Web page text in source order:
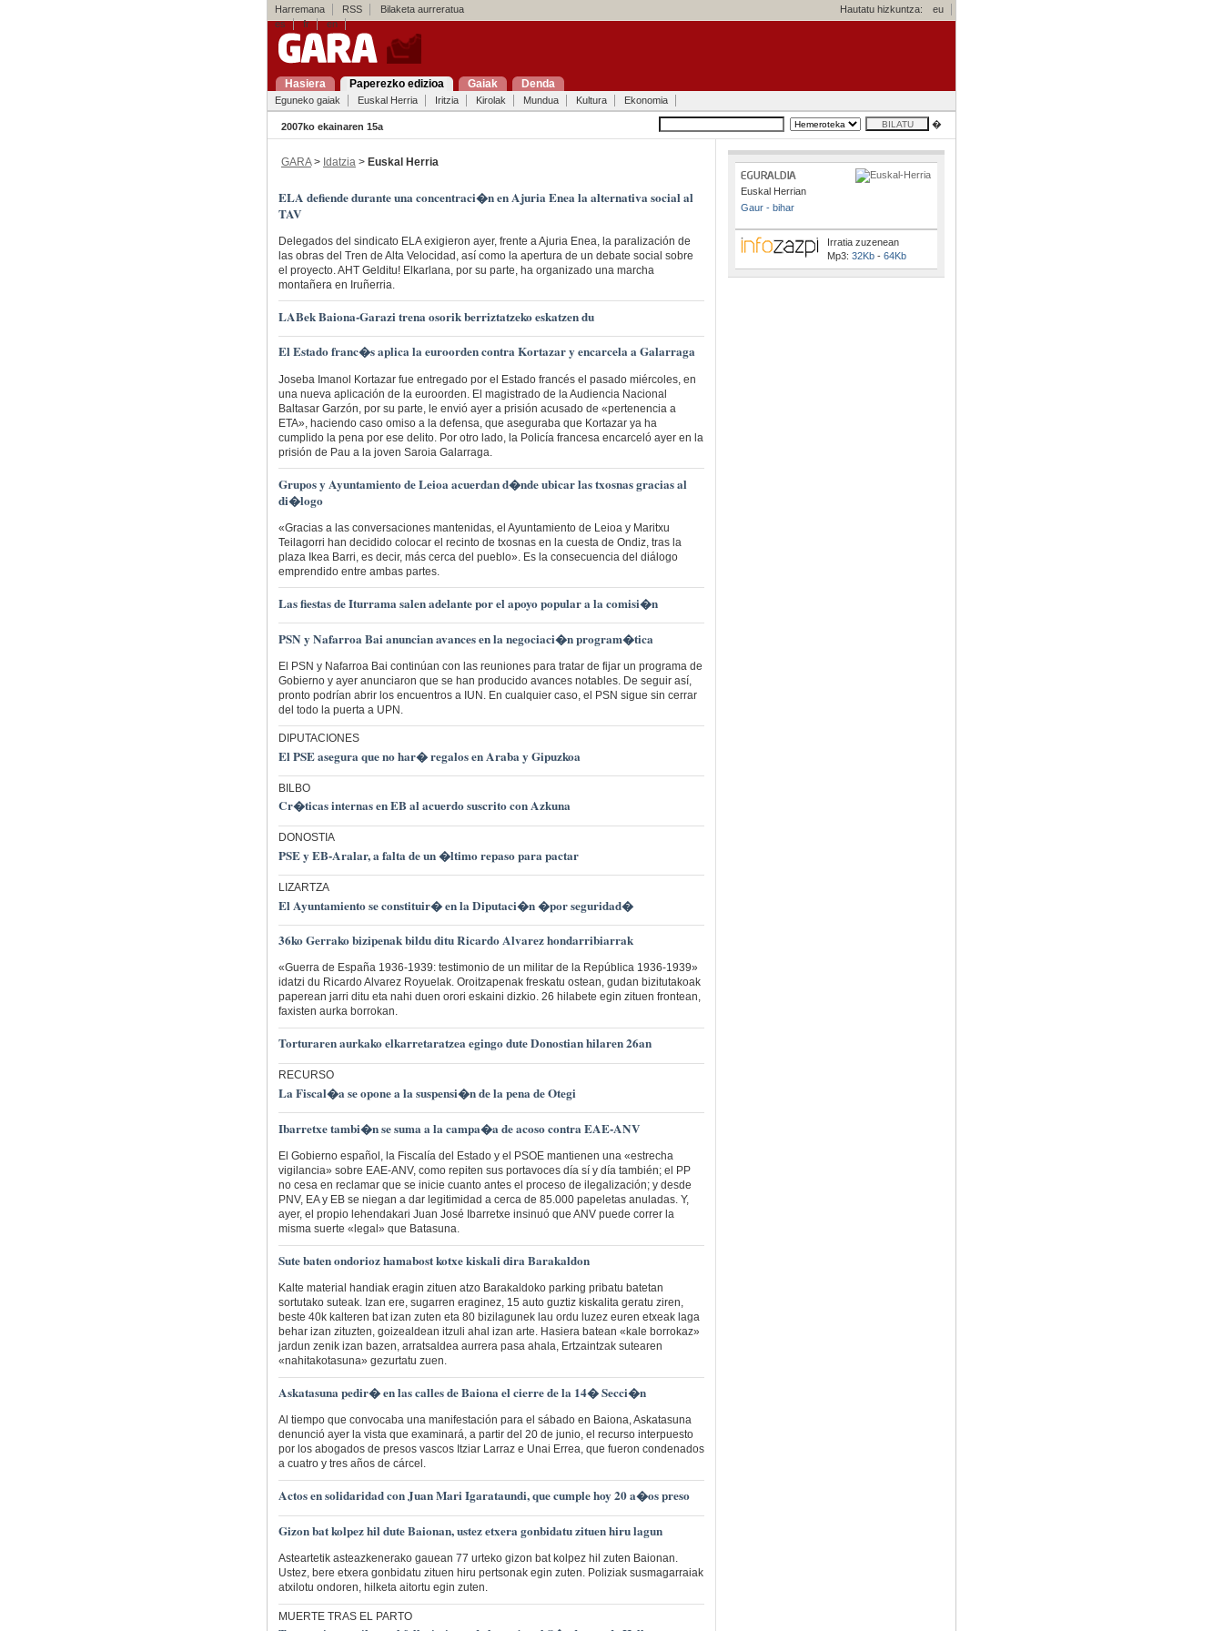
Harremana RSS Bilaketa aurreratua Hautatu hizkuntza:
eu
es
fr en
Hasiera Paperezko edizioa Gaiak Denda
Eguneko gaiak Euskal Herria Iritzia Kirolak Mundua Kultura Ekonomia
2007ko ekainaren 15a �
GARA> Idatzia > Euskal Herria
ELA defiende durante una concentraci�n en Ajuria Enea la alternativa social al
TAV
Delegados del sindicato ELA exigieron ayer, frente a Ajuria Enea, la paralización de
las obras del Tren de Alta Velocidad, así como la apertura de un debate social sobre
el proyecto. AHT Gelditu! Elkarlana, por su parte, ha organizado una marcha
montañera en Iruñerria.
LABek Baiona-Garazi trena osorik berriztatzeko eskatzen du
El Estado franc�s aplica la euroorden contra Kortazar y encarcela a Galarraga
Joseba Imanol Kortazar fue entregado por el Estado francés el pasado miércoles, en
una nueva aplicación de la euroorden. El magistrado de la Audiencia Nacional
Baltasar Garzón, por su parte, le envió ayer a prisión acusado de «pertenencia a
ETA», haciendo caso omiso a la defensa, que aseguraba que Kortazar ya ha
cumplido la pena por ese delito. Por otro lado, la Policía francesa encarceló ayer en la
prisión de Pau a la joven Saroia Galarraga.
Grupos y Ayuntamiento de Leioa acuerdan d�nde ubicar las txosnas gracias al
di�logo
«Gracias a las conversaciones mantenidas, el Ayuntamiento de Leioa y Maritxu
Teilagorri han decidido colocar el recinto de txosnas en la cuesta de Ondiz, tras la
plaza Ikea Barri, es decir, más cerca del pueblo». Es la consecuencia del diálogo
emprendido entre ambas partes.
Las fiestas de Iturrama salen adelante por el apoyo popular a la comisi�n
PSN y Nafarroa Bai anuncian avances en la negociaci�n program�tica
El PSN y Nafarroa Bai continúan con las reuniones para tratar de fijar un programa de
Gobierno y ayer anunciaron que se han producido avances notables. De seguir así,
pronto podrían abrir los encuentros a IUN. En cualquier caso, el PSN sigue sin cerrar
del todo la puerta a UPN.
DIPUTACIONES
El PSE asegura que no har� regalos en Araba y Gipuzkoa
BILBO
Cr�ticas internas en EB al acuerdo suscrito con Azkuna
DONOSTIA
PSE y EB-Aralar, a falta de un �ltimo repaso para pactar
LIZARTZA
El Ayuntamiento se constituir� en la Diputaci�n �por seguridad�
36ko Gerrako bizipenak bildu ditu Ricardo Alvarez hondarribiarrak
«Guerra de España 1936-1939: testimonio de un militar de la República 1936-1939»
idatzi du Ricardo Alvarez Royuelak. Oroitzapenak freskatu ostean, gudan bizitutakoak
paperean jarri ditu eta nahi duen orori eskaini dizkio. 26 hilabete egin zituen frontean,
faxisten aurka borrokan.
Torturaren aurkako elkarretaratzea egingo dute Donostian hilaren 26an
RECURSO
La Fiscal�a se opone a la suspensi�n de la pena de Otegi
Ibarretxe tambi�n se suma a la campa�a de acoso contra EAE-ANV
El Gobierno español, la Fiscalía del Estado y el PSOE mantienen una «estrecha
vigilancia» sobre EAE-ANV, como repiten sus portavoces día sí y día también; el PP
no cesa en reclamar que se inicie cuanto antes el proceso de ilegalización; y desde
PNV, EA y EB se niegan a dar legitimidad a cerca de 85.000 papeletas anuladas. Y,
ayer, el propio lehendakari Juan José Ibarretxe insinuó que ANV puede correr la
misma suerte «legal» que Batasuna.
Sute baten ondorioz hamabost kotxe kiskali dira Barakaldon
Kalte material handiak eragin zituen atzo Barakaldoko parking pribatu batetan
sortutako suteak. Izan ere, sugarren eraginez, 15 auto guztiz kiskalita geratu ziren,
beste 40k kalteren bat izan zuten eta 80 bizilagunek lau ordu luzez euren etxeak laga
behar izan zituzten, goizealdean itzuli ahal izan arte. Hasiera batean «kale borrokaz»
jardun zenik izan bazen, arratsaldea aurrera pasa ahala, Ertzaintzak sutearen
«nahitakotasuna» gezurtatu zuen.
Askatasuna pedir� en las calles de Baiona el cierre de la 14� Secci�n
Al tiempo que convocaba una manifestación para el sábado en Baiona, Askatasuna
denunció ayer la vista que examinará, a partir del 20 de junio, el recurso interpuesto
por los abogados de presos vascos Itziar Larraz e Unai Errea, que fueron condenados
a cuatro y tres años de cárcel.
Actos en solidaridad con Juan Mari Igarataundi, que cumple hoy 20 a�os preso
Gizon bat kolpez hil dute Baionan, ustez etxera gonbidatu zituen hiru lagun
Asteartetik asteazkenerako gauean 77 urteko gizon bat kolpez hil zuten Baionan.
Ustez, bere etxera gonbidatu zituen hiru pertsonak egin zuten. Poliziak susmagarraiak
atxilotu ondoren, hilketa aitortu egin zuten.
MUERTE TRAS EL PARTO
Euskal Herrian
Gaur - bihar
Irratia zuzenean
Mp3:32Kb-64Kb